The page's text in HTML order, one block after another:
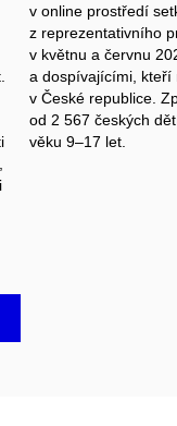
v online prostředí
z reprezentativního
v květnu a červnu
a dospívajícími, kteří
v České republice.
od 2 567 českých
věku 9–17 let.